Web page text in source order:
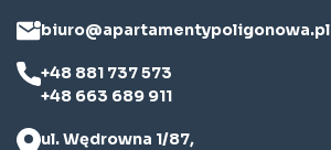
biuro@apartamentypoligonowa.pl
+48 881 737 573
+48 663 689 911
ul. Wędrowna 1/87,